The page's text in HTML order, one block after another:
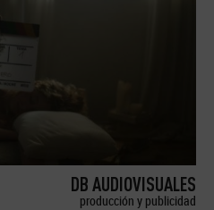
DB AUDIOVISUALES
producción y publicidad